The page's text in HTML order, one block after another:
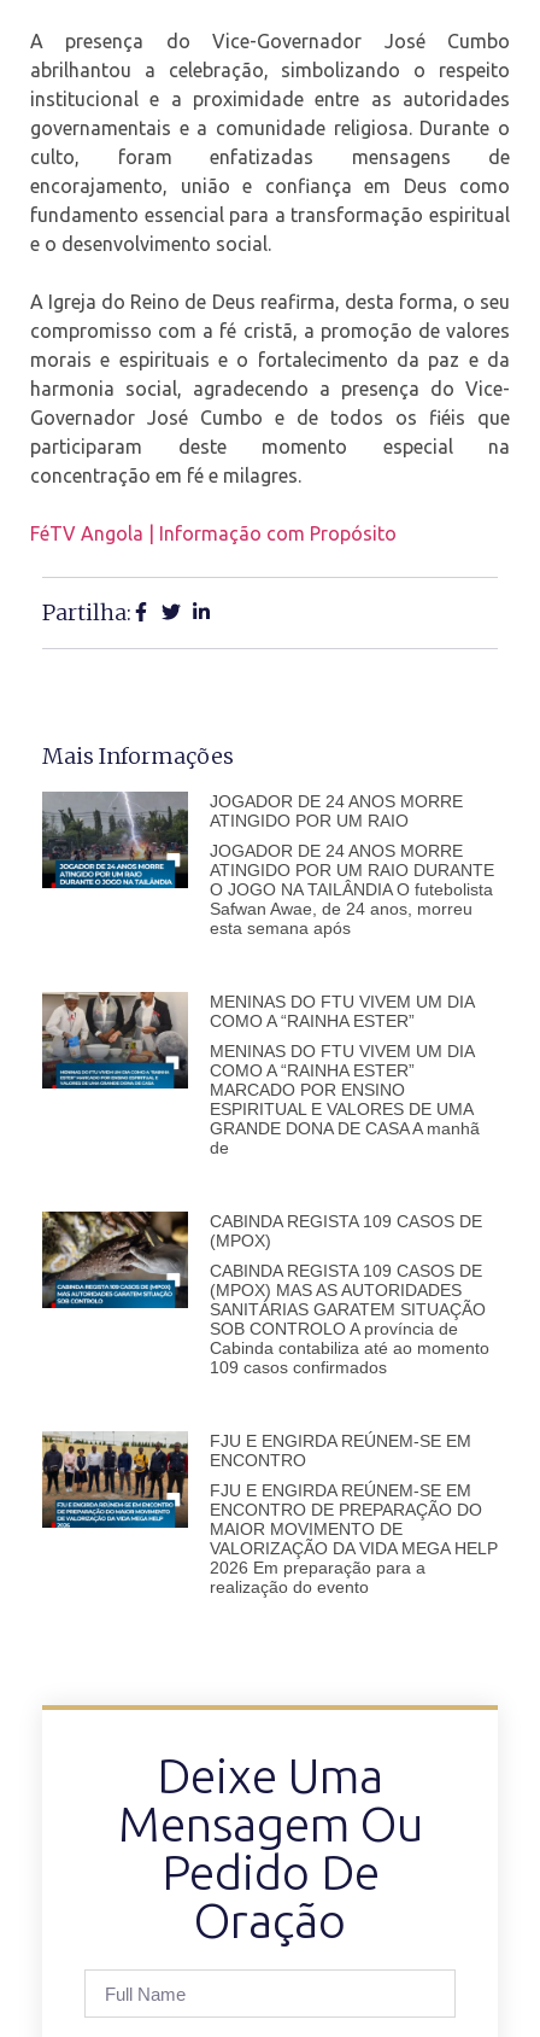
A presença do Vice-Governador José Cumbo
abrilhantou a celebração, simbolizando o respeito
institucional e a proximidade entre as autoridades
governamentais e a comunidade religiosa. Durante o
culto, foram enfatizadas mensagens de
encorajamento, união e confiança em Deus como
fundamento essencial para a transformação espiritual
e o desenvolvimento social.
A Igreja do Reino de Deus reafirma, desta forma, o seu
compromisso com a fé cristã, a promoção de valores
morais e espirituais e o fortalecimento da paz e da
harmonia social, agradecendo a presença do Vice-
Governador José Cumbo e de todos os fiéis que
participaram deste momento especial na
concentração em fé e milagres.
FéTV Angola | Informação com Propósito
Partilha:
Mais Informações
JOGADOR DE 24 ANOS MORRE
ATINGIDO POR UM RAIO
JOGADOR DE 24 ANOS MORRE
ATINGIDO POR UM RAIO DURANTE
O JOGO NA TAILÂNDIA O futebolista
Safwan Awae, de 24 anos, morreu
esta semana após
MENINAS DO FTU VIVEM UM DIA
COMO A “RAINHA ESTER”
MENINAS DO FTU VIVEM UM DIA
COMO A “RAINHA ESTER”
MARCADO POR ENSINO
ESPIRITUAL E VALORES DE UMA
GRANDE DONA DE CASA A manhã
de
CABINDA REGISTA 109 CASOS DE
(MPOX)
CABINDA REGISTA 109 CASOS DE
(MPOX) MAS AS AUTORIDADES
SANITÁRIAS GARATEM SITUAÇÃO
SOB CONTROLO A província de
Cabinda contabiliza até ao momento
109 casos confirmados
FJU E ENGIRDA REÚNEM-SE EM
ENCONTRO
FJU E ENGIRDA REÚNEM-SE EM
ENCONTRO DE PREPARAÇÃO DO
MAIOR MOVIMENTO DE
VALORIZAÇÃO DA VIDA MEGA HELP
2026 Em preparação para a
realização do evento
Deixe Uma
Mensagem Ou
Pedido De
Oração